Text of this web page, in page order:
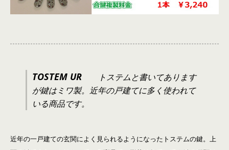
TOSTEM UR トステムと書いてあります
が鍵はミワ製。近年の戸建てに多く使われて
いる商品です。
近年の一戸建ての玄関によく見られるようになったトステムの鍵。上